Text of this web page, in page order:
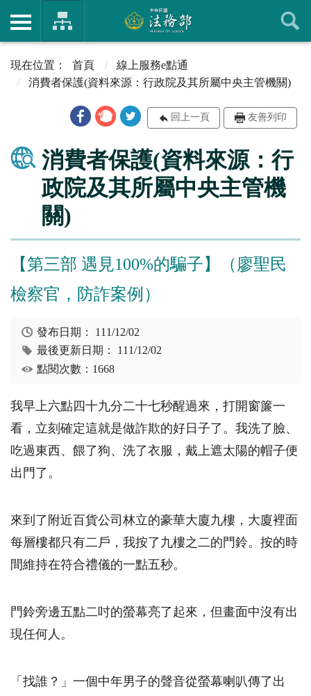
首頁
線上服務e點通
消費者保護(資料來源：行政院及其所屬中央主管機關)
回上一頁 友善列印
消費者保護(資料來源：行
政院及其所屬中央主管機
關)
【第三部 遇見100%的騙子】（廖聖民
檢察官，防詐案例）
發布日期： 111/12/02
最後更新日期： 111/12/02
點閱次數：1668
我早上六點四十九分二十七秒醒過來，打開窗簾一
看，立刻確定這就是做詐欺的好日子了。我洗了臉、
吃過東西、餵了狗、洗了衣服，戴上遮太陽的帽子便
出門了。
來到了附近百貨公司林立的豪華大廈九樓，大廈裡面
每層樓都只有二戶，我按了九樓之二的門鈴。按的時
間維持在符合禮儀的一點五秒。
門鈴旁邊五點二吋的螢幕亮了起來，但畫面中沒有出
現任何人。
「找誰？」一個中年男子的聲音從螢幕喇叭傳了出